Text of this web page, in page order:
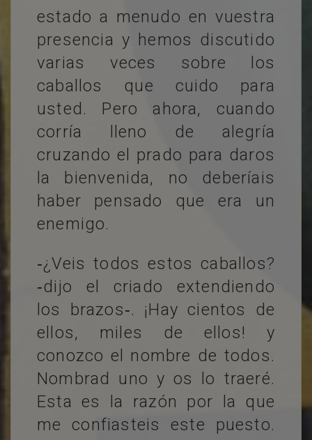
estado a menudo en vuestra
presencia y hemos discutido
varias veces sobre los
caballos que cuido para
usted. Pero ahora, cuando
corría lleno de alegría
cruzando el prado para daros
la bienvenida, no deberíais
haber pensado que era un
enemigo.
‐¿Veis todos estos caballos?
‐dijo el criado extendiendo
los brazos‐. ¡Hay cientos de
ellos, miles de ellos! y
conozco el nombre de todos.
Nombrad uno y os lo traeré.
Esta es la razón por la que
me confiasteis este puesto.